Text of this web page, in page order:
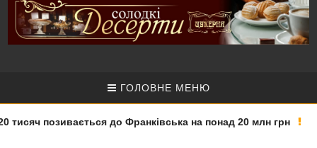
ГОЛОВНЕ МЕНЮ
позивається до Франківська на понад 20 млн грн